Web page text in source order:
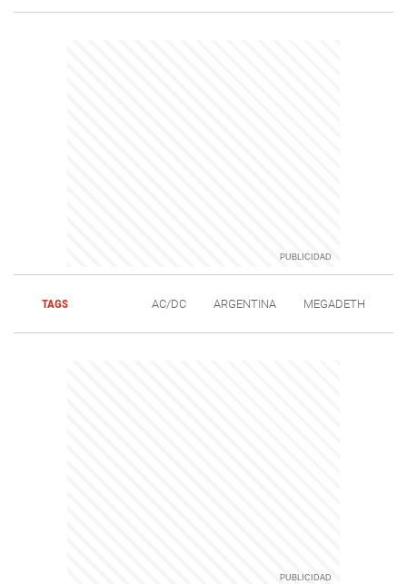
TAGS AC/DC ARGENTINA MEGADETH